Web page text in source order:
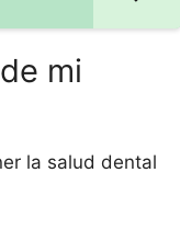
mi
la salud dental